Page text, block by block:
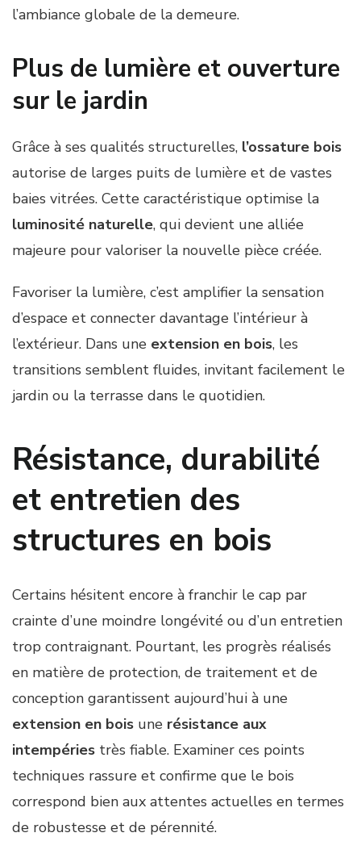
l’ambiance globale de la demeure.
Plus de lumière et ouverture
sur le jardin
Grâce à ses qualités structurelles, l’ossature bois
autorise de larges puits de lumière et de vastes
baies vitrées. Cette caractéristique optimise la
luminosité naturelle, qui devient une alliée
majeure pour valoriser la nouvelle pièce créée.
Favoriser la lumière, c’est amplifier la sensation
d’espace et connecter davantage l’intérieur à
l’extérieur. Dans une extension en bois, les
transitions semblent fluides, invitant facilement le
jardin ou la terrasse dans le quotidien.
Résistance, durabilité
et entretien des
structures en bois
Certains hésitent encore à franchir le cap par
crainte d’une moindre longévité ou d’un entretien
trop contraignant. Pourtant, les progrès réalisés
en matière de protection, de traitement et de
conception garantissent aujourd’hui à une
extension en bois une résistance aux
intempéries très fiable. Examiner ces points
techniques rassure et confirme que le bois
correspond bien aux attentes actuelles en termes
de robustesse et de pérennité.